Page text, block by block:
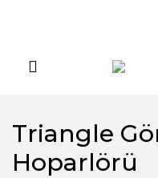
Triangle
Hoparlörü